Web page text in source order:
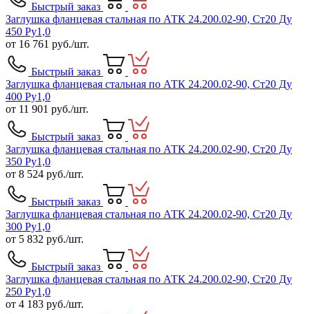
Быстрый заказ
Заглушка фланцевая стальная по АТК 24.200.02-90, Ст20 Ду
450 Ру1,0
от 16 761 руб./шт.
Быстрый заказ
Заглушка фланцевая стальная по АТК 24.200.02-90, Ст20 Ду
400 Ру1,0
от 11 901 руб./шт.
Быстрый заказ
Заглушка фланцевая стальная по АТК 24.200.02-90, Ст20 Ду
350 Ру1,0
от 8 524 руб./шт.
Быстрый заказ
Заглушка фланцевая стальная по АТК 24.200.02-90, Ст20 Ду
300 Ру1,0
от 5 832 руб./шт.
Быстрый заказ
Заглушка фланцевая стальная по АТК 24.200.02-90, Ст20 Ду
250 Ру1,0
от 4 183 руб./шт.